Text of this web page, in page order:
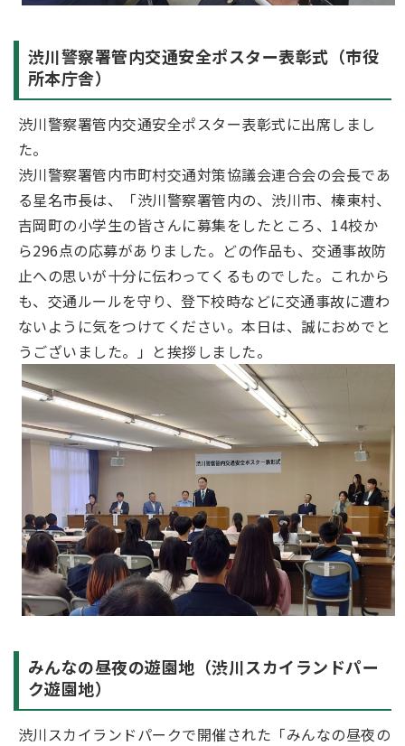
渋川警察署管内交通安全ポスター表彰式（市役
所本庁舎）
渋川警察署管内交通安全ポスター表彰式に出席しまし
た。
渋川警察署管内市町村交通対策協議会連合会の会長であ
る星名市長は、「渋川警察署管内の、渋川市、榛東村、
吉岡町の小学生の皆さんに募集をしたところ、14校か
ら296点の応募がありました。どの作品も、交通事故防
止への思いが十分に伝わってくるものでした。これから
も、交通ルールを守り、登下校時などに交通事故に遭わ
ないように気をつけてください。本日は、誠におめでと
うございました。」と挨拶しました。
みんなの昼夜の遊園地（渋川スカイランドパー
ク遊園地）
渋川スカイランドパークで開催された「みんなの昼夜の